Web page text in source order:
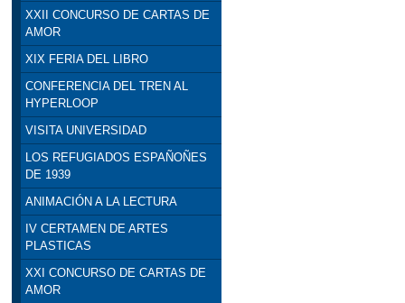
XXII CONCURSO DE CARTAS DE
AMOR
XIX FERIA DEL LIBRO
CONFERENCIA DEL TREN AL
HYPERLOOP
VISITA UNIVERSIDAD
LOS REFUGIADOS ESPAÑOÑES
DE 1939
ANIMACIÓN A LA LECTURA
IV CERTAMEN DE ARTES
PLASTICAS
XXI CONCURSO DE CARTAS DE
AMOR